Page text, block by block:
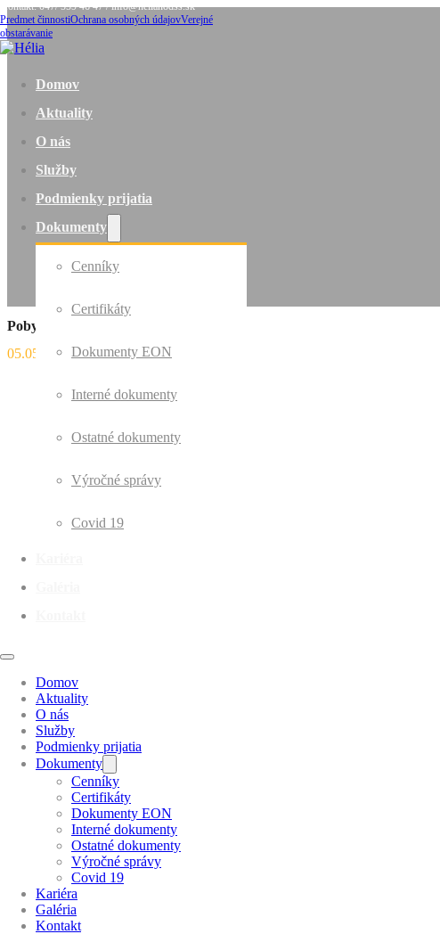
Kontakt: 047/ 559 46 47 / info@helianodss.sk
Predmet činnostiOchrana osobných údajovVerejné
obstarávanie
Domov
Aktuality
O nás
Služby
Podmienky prijatia
Dokumenty
Cenníky
Certifikáty
Dokumenty EON
Interné dokumenty
Ostatné dokumenty
Výročné správy
Covid 19
Domov
Aktuality
O nás
Služby
Podmienky prijatia
Dokumenty
Cenníky
Certifikáty
Dokumenty EON
Interné dokumenty
Ostatné dokumenty
Výročné správy
Covid 19
Kariéra
Galéria
Kontakt
Pobyt na čerstvom vzduchu
05.05.2021